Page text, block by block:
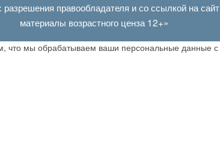
правообладателя и со ссылкой на сайт
материалы возрастного ценза 12+»
что мы обрабатываем ваши персональные данные